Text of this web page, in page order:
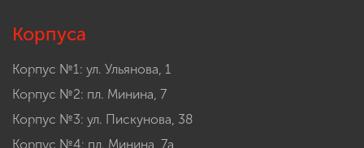
Корпуса
Корпус №1: ул. Ульянова, 1
Корпус №2: пл. Минина, 7
Корпус №3: ул. Пискунова, 38
Корпус №4: пл. Минина, 7а